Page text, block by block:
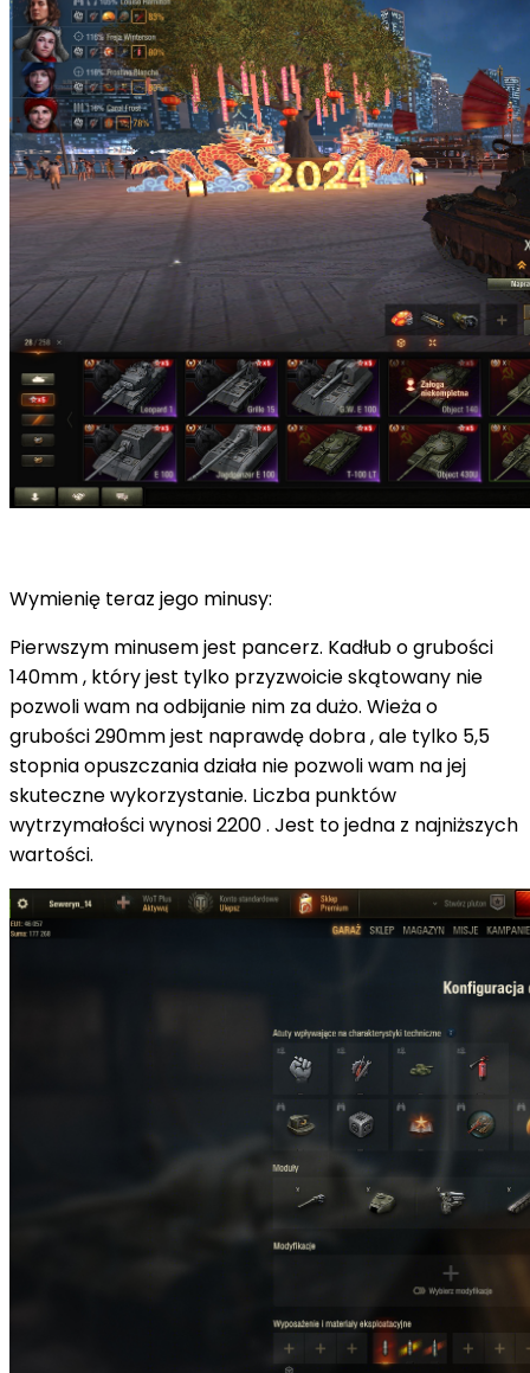
Wymienię teraz jego minusy:
Pierwszym minusem jest pancerz. Kadłub o grubości
140mm , który jest tylko przyzwoicie skątowany nie
pozwoli wam na odbijanie nim za dużo. Wieża o
grubości 290mm jest naprawdę dobra , ale tylko 5,5
stopnia opuszczania działa nie pozwoli wam na jej
skuteczne wykorzystanie. Liczba punktów
wytrzymałości wynosi 2200 . Jest to jedna z najniższych
wartości.